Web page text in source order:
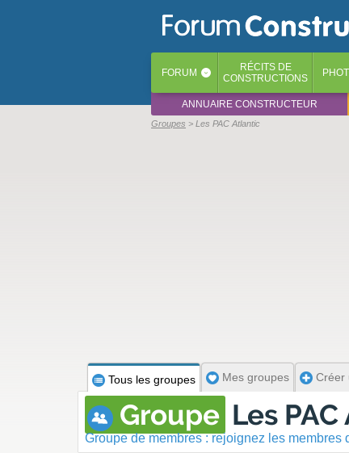
FORUM ‹ RÉCITS DE
CONSTRUCTIONS
ANNUAIRE CONSTRUCTEUR
Groupes > Les PAC Atlantic
Tous les groupes Mes groupes Créer
Groupe Les
Groupe de membres : rejoignez les membres